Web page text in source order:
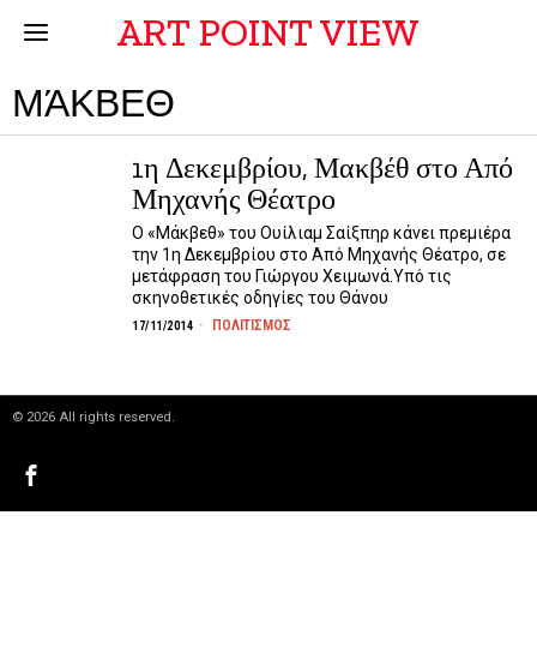
ART POINT VIEW
ΜΆΚΒΕΘ
1η Δεκεμβρίου, Μακβέθ στο Από
Μηχανής Θέατρο
Ο «Μάκβεθ» του Ουίλιαμ Σαίξπηρ κάνει πρεμιέρα
την 1η Δεκεμβρίου στο Από Μηχανής Θέατρο, σε
μετάφραση του Γιώργου Χειμωνά.Υπό τις
σκηνοθετικές οδηγίες του Θάνου
17/11/2014 ΠΟΛΙΤΙΣΜΟΣ
© 2026 All rights reserved.